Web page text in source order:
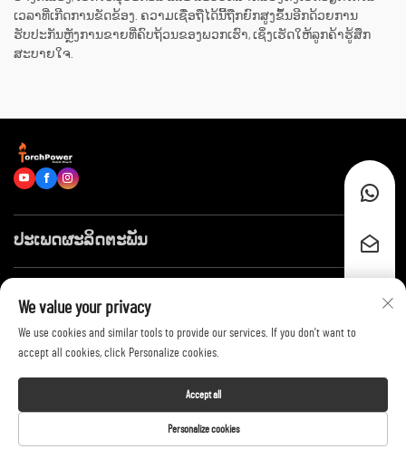
ເວລາທີ່ເກີດການຂັດຂ້ອງ. ຄວາມເຊື່ອຖືໄດ້ນີ້ຖືກຍົກສູງຂຶ້ນອີກດ້ວຍການ
ຮັບປະກັນຫຼັງການຂາຍທີ່ຄົບຖ້ວນຂອງພວກເຮົາ, ເຊິ່ງເຮັດໃຫ້ລູກຄ້າຮູ້ສຶກ
ສະບາຍໃຈ.
ປະເພດຜະລິດຕະພັນ
ຕິດຕໍ່ພວກເຮົາ
Copyright © 2026 by Shandong Huayang Juneng Electric Power Technology
We value your privacy
We use cookies and similar tools to provide our services. If you don't want to
accept all cookies, click Personalize cookies.
Personalize cookies
Accept all